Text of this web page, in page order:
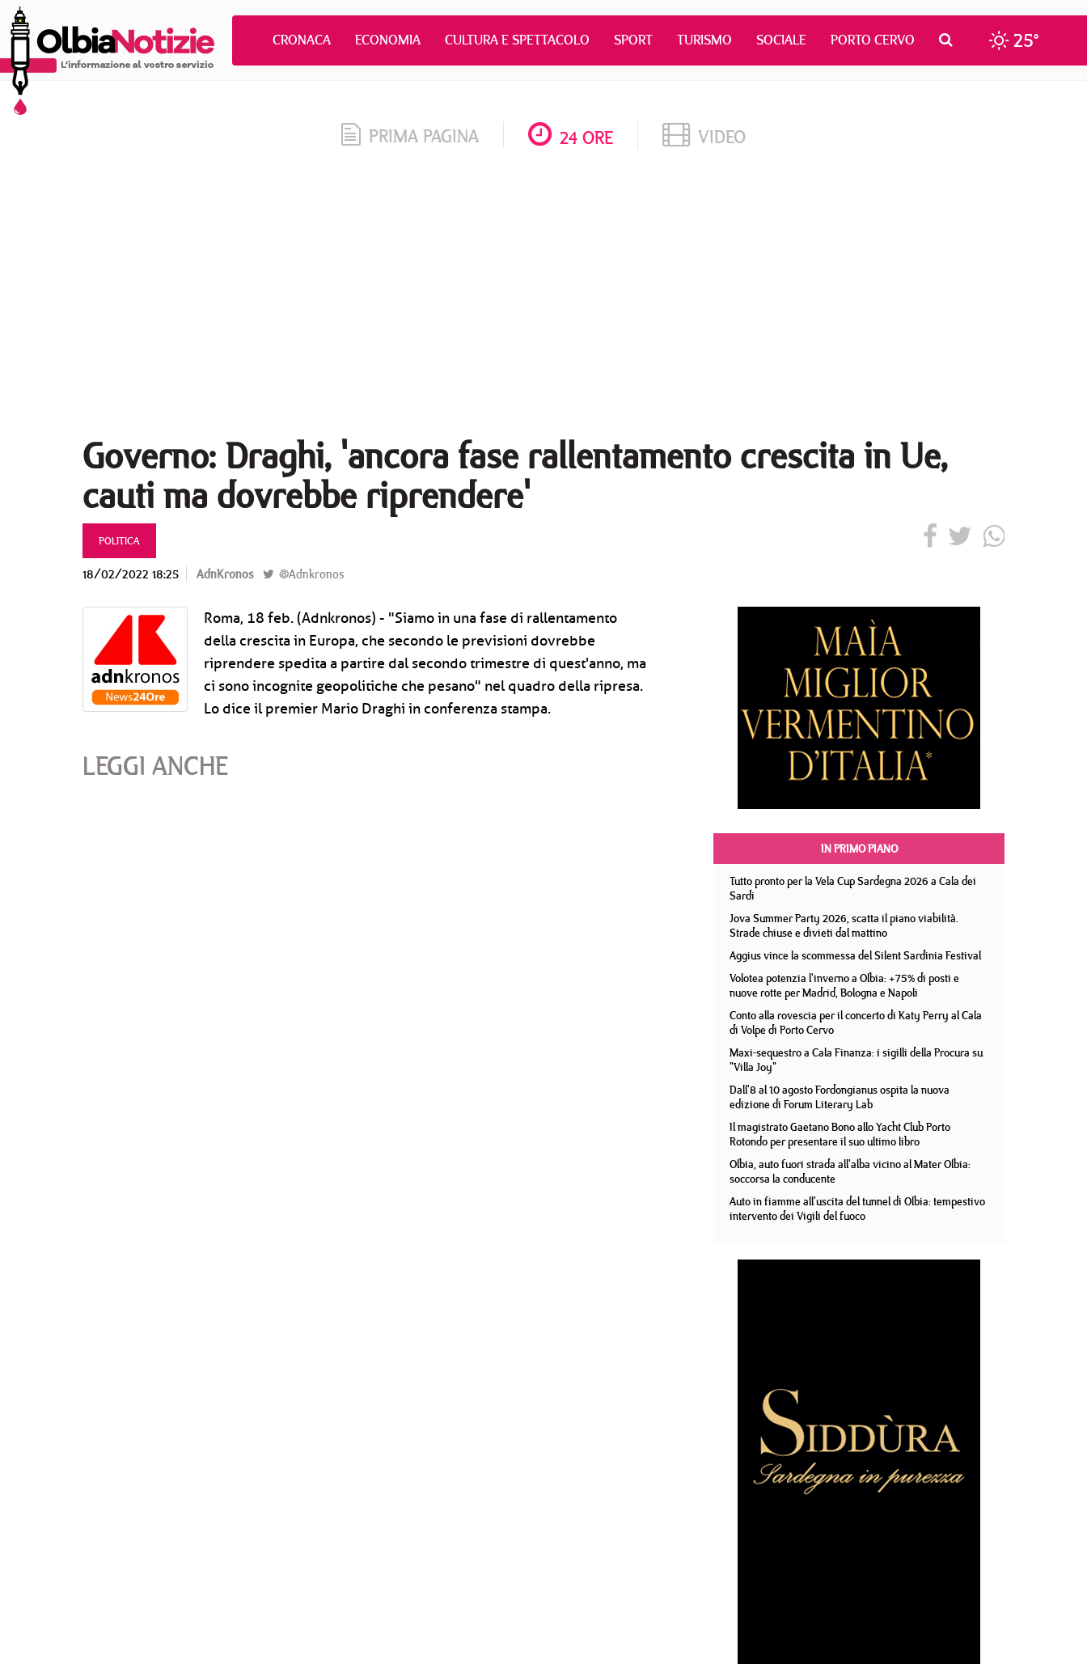
CRONACA ECONOMIA CULTURA E SPETTACOLO SPORT TURISMO SOCIALE PORTO CERVO 25°
PRIMA PAGINA 24 ORE VIDEO
Governo: Draghi, 'ancora fase rallentamento crescita in Ue,
cauti ma dovrebbe riprendere'
POLITICA
18/02/2022 18:25 AdnKronos @Adnkronos
Roma, 18 feb. (Adnkronos) - "Siamo in una fase di rallentamento
della crescita in Europa, che secondo le previsioni dovrebbe
riprendere spedita a partire dal secondo trimestre di quest'anno, ma
ci sono incognite geopolitiche che pesano" nel quadro della ripresa.
Lo dice il premier Mario Draghi in conferenza stampa.
LEGGI ANCHE
IN PRIMO PIANO
Tutto pronto per la Vela Cup Sardegna 2026 a Cala dei
Sardi
Jova Summer Party 2026, scatta il piano viabilità.
Strade chiuse e divieti dal mattino
Aggius vince la scommessa del Silent Sardinia Festival
Volotea potenzia l'inverno a Olbia: +75% di posti e
nuove rotte per Madrid, Bologna e Napoli
Conto alla rovescia per il concerto di Katy Perry al Cala
di Volpe di Porto Cervo
Maxi-sequestro a Cala Finanza: i sigilli della Procura su
"Villa Joy"
Dall'8 al 10 agosto Fordongianus ospita la nuova
edizione di Forum Literary Lab
Il magistrato Gaetano Bono allo Yacht Club Porto
Rotondo per presentare il suo ultimo libro
Olbia, auto fuori strada all'alba vicino al Mater Olbia:
soccorsa la conducente
Auto in fiamme all'uscita del tunnel di Olbia: tempestivo
intervento dei Vigili del fuoco